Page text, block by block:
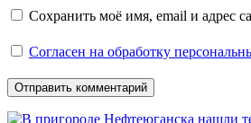
Сохранить моё имя, email и адрес
Согласен на обработку